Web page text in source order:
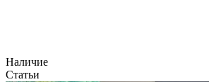
Наличие
Статьи